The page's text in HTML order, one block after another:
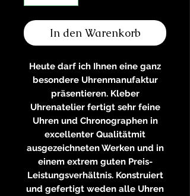
In den Warenkorb
Heute darf ich Ihnen eine ganz
besondere Uhrenmanufaktur
präsentieren. Kleber
Uhrenatelier fertigt sehr feine
Uhren und Chronographen in
excellenter Qualitätmit
ausgezeichneten Werken und in
einem extrem guten Preis-
Leistungsverhältnis. Konstruiert
und gefertigt weden alle Uhren